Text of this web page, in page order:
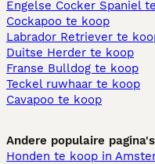
Engelse Cocker Spaniel
Cockapoo te koop
Labrador Retriever te
Duitse Herder te koop
Franse Bulldog te koop
Teckel ruwhaar te koop
Cavapoo te koop
Andere populaire pagina's
Honden te koop in